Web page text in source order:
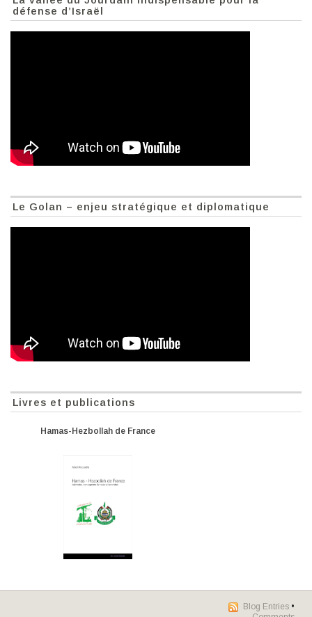
défense d’Israël
Le Golan – enjeu stratégique et diplomatique
Livres et publications
Hamas-Hezbollah de France
Blog Entries •